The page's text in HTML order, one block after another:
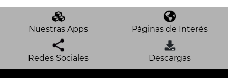
Nuestras Apps Páginas de Interés
Redes Sociales Descargas